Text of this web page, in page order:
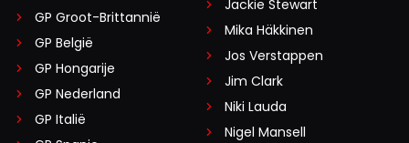
GP Groot-Brittannië
GP België
GP Hongarije
GP Nederland
GP Italië
Jackie Stewart
Mika Häkkinen
Jos Verstappen
Jim Clark
Niki Lauda
Nigel Mansell